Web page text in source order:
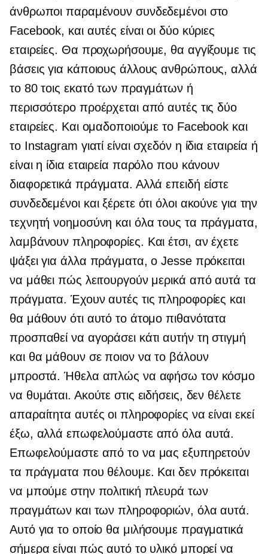
άνθρωποι παραμένουν συνδεδεμένοι στο
Facebook, και αυτές είναι οι δύο κύριες
εταιρείες. Θα προχωρήσουμε, θα αγγίξουμε τις
βάσεις για κάποιους άλλους ανθρώπους, αλλά
το 80 τοις εκατό των πραγμάτων ή
περισσότερο προέρχεται από αυτές τις δύο
εταιρείες. Και ομαδοποιούμε το Facebook και
το Instagram γιατί είναι σχεδόν η ίδια εταιρεία ή
είναι η ίδια εταιρεία παρόλο που κάνουν
διαφορετικά πράγματα. Αλλά επειδή είστε
συνδεδεμένοι και ξέρετε ότι όλοι ακούνε για την
τεχνητή νοημοσύνη και όλα τους τα πράγματα,
λαμβάνουν πληροφορίες. Και έτσι, αν έχετε
ψάξει για άλλα πράγματα, ο Jesse πρόκειται
να μάθει πώς λειτουργούν μερικά από αυτά τα
πράγματα. Έχουν αυτές τις πληροφορίες και
θα μάθουν ότι αυτό το άτομο πιθανότατα
προσπαθεί να αγοράσει κάτι αυτήν τη στιγμή
και θα μάθουν σε ποιον να το βάλουν
μπροστά. Ήθελα απλώς να αφήσω τον κόσμο
να θυμάται. Ακούτε στις ειδήσεις, δεν θέλετε
απαραίτητα αυτές οι πληροφορίες να είναι εκεί
έξω, αλλά επωφελούμαστε από όλα αυτά.
Επωφελούμαστε από το να μας εξυπηρετούν
τα πράγματα που θέλουμε. Και δεν πρόκειται
να μπούμε στην πολιτική πλευρά των
πραγμάτων και των πληροφοριών, όλα αυτά.
Αυτό για το οποίο θα μιλήσουμε πραγματικά
σήμερα είναι πώς αυτό το υλικό μπορεί να